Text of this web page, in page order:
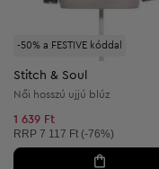
-50% a FESTIVE kóddal
Stitch & Soul
Női hosszú ujjú blúz
1 639 Ft
Ajánlott ár:
RRP 7 117 Ft (-76%)